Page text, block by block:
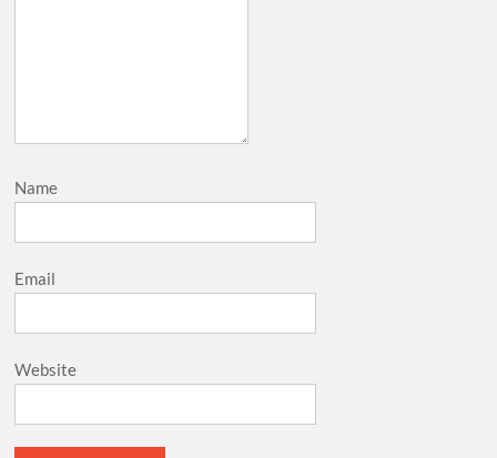
Name
Email
Website